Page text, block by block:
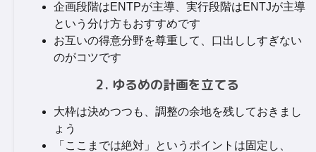
企画段階はENTPが主導、実行段階はENTJが主導
という分け方もおすすめです
お互いの得意分野を尊重して、口出ししすぎない
のがコツです
2. ゆるめの計画を立てる
大枠は決めつつも、調整の余地を残しておきまし
ょう
「ここまでは絶対」というポイントは固定し、